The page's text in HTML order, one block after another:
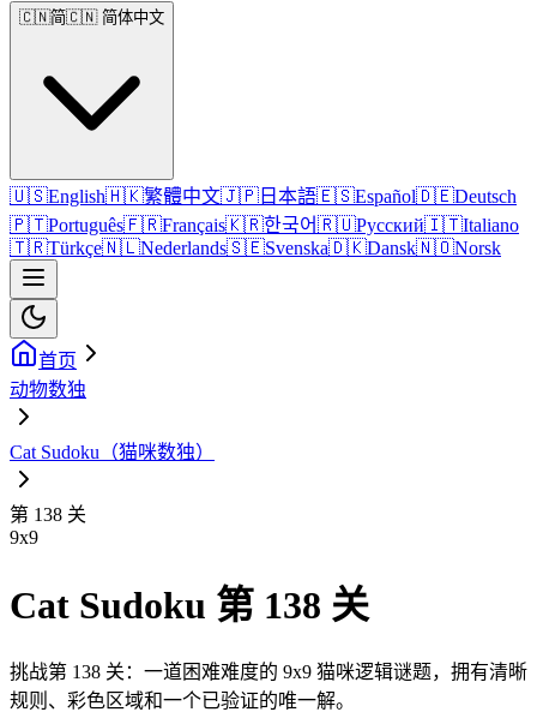
🇨🇳简🇨🇳 简体中文
🇺🇸English🇭🇰繁體中文🇯🇵 日本語🇪🇸Español🇩🇪Deutsch
🇵🇹Português🇫🇷Français🇰🇷한국어🇷🇺Русский🇮🇹Italiano
🇹🇷Türkçe🇳🇱Nederlands🇸🇪Svenska🇩🇰Dansk🇳🇴Norsk
首页
动物数独
Cat Sudoku（猫咪数独）
第 138 关
9x9
Cat Sudoku 第 138 关
挑战第 138 关：一道困难难度的 9x9 猫咪逻辑谜题，拥有清晰
规则、彩色区域和一个已验证的唯一解。